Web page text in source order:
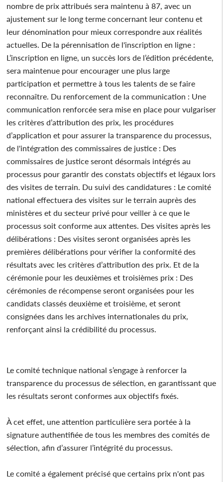
nombre de prix attribués sera maintenu à 87, avec un
ajustement sur le long terme concernant leur contenu et
leur dénomination pour mieux correspondre aux réalités
actuelles. De la pérennisation de l'inscription en ligne :
L’inscription en ligne, un succès lors de l’édition précédente,
sera maintenue pour encourager une plus large
participation et permettre à tous les talents de se faire
reconnaître. Du renforcement de la communication : Une
communication renforcée sera mise en place pour vulgariser
les critères d’attribution des prix, les procédures
d’application et pour assurer la transparence du processus,
de l'intégration des commissaires de justice : Des
commissaires de justice seront désormais intégrés au
processus pour garantir des constats objectifs et légaux lors
des visites de terrain. Du suivi des candidatures : Le comité
national effectuera des visites sur le terrain auprès des
ministères et du secteur privé pour veiller à ce que le
processus soit conforme aux attentes. Des visites après les
délibérations : Des visites seront organisées après les
premières délibérations pour vérifier la conformité des
résultats avec les critères d’attribution des prix. Et de la
cérémonie pour les deuxièmes et troisièmes prix : Des
cérémonies de récompense seront organisées pour les
candidats classés deuxième et troisième, et seront
consignées dans les archives internationales du prix,
renforçant ainsi la crédibilité du processus.
Le comité technique national s’engage à renforcer la
transparence du processus de sélection, en garantissant que
les résultats seront conformes aux objectifs fixés.
À cet effet, une attention particulière sera portée à la
signature authentifiée de tous les membres des comités de
sélection, afin d’assurer l’intégrité du processus.
Le comité a également précisé que certains prix n'ont pas